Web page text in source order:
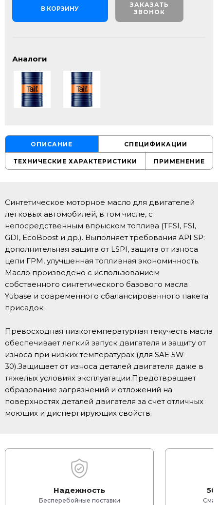
В КОРЗИНУ
ЗАКАЗАТЬ
ЗВОНОК
Аналоги
ОПИСАНИЕ СПЕЦИФИКАЦИИ
ТЕХНИЧЕСКИЕ ХАРАКТЕРИСТИКИ ПРИМЕНЕНИЕ
Синтетическое моторное масло для двигателей
легковых автомобилей, в том числе, с
непосредственным впрыском топлива (TFSI, FSI,
GDI, EcoBoost и др.). Выполняет требования API SP:
дополнительная защита от LSPI, защита от износа
цепи ГРМ, улучшенная топливная экономичность.
Масло произведено с использованием
собственного синтетического базового масла
Yubase и современного сбалансированного пакета
присадок.
Превосходная низкотемпературная текучесть масла
обеспечивает легкий запуск двигателя и защиту от
износа при низких температурах (для SAE 5W-
30).Защищает от износа деталей двигателя даже в
тяжелых условиях эксплуатации.Предотвращает
образование загрязнений и отложений на
поверхностях деталей двигателя за счет отличных
моющих и диспергирующих свойств.
Надежность
Бесперебойные поставки